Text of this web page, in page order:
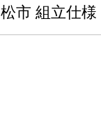
松市 組立仕